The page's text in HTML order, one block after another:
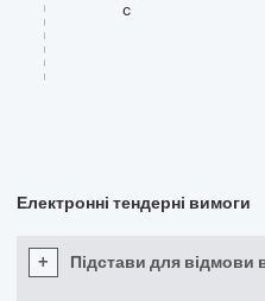
c
Електронні тендерні вимоги
+ Підстави для відмови